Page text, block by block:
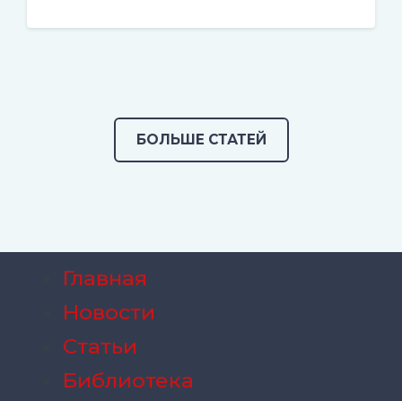
БОЛЬШЕ СТАТЕЙ
Главная
Новости
Статьи
Библиотека